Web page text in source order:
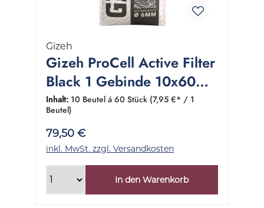
Gizeh
Gizeh ProCell Active Filter
Black 1 Gebinde 10x60
Stück
Inhalt: 10 Beutel á 60 Stück (7,95 €* / 1
Beutel)
79,50 €
inkl. MwSt. zzgl. Versandkosten
In den Warenkorb